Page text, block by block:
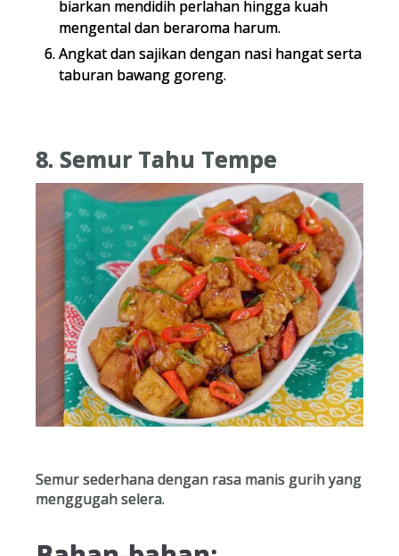
biarkan mendidih perlahan hingga kuah
mengental dan beraroma harum.
Angkat dan sajikan dengan nasi hangat serta
taburan bawang goreng.
8. Semur Tahu Tempe
Semur sederhana dengan rasa manis gurih yang
menggugah selera.